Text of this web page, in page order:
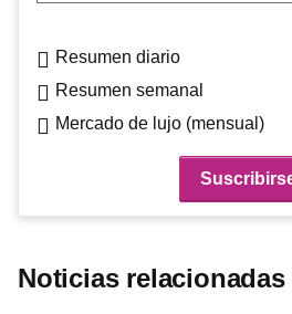
Resumen diario
Resumen semanal
Mercado de lujo (mensual)
Noticias relacionadas